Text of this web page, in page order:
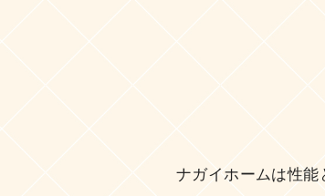
ナガイホームは性能